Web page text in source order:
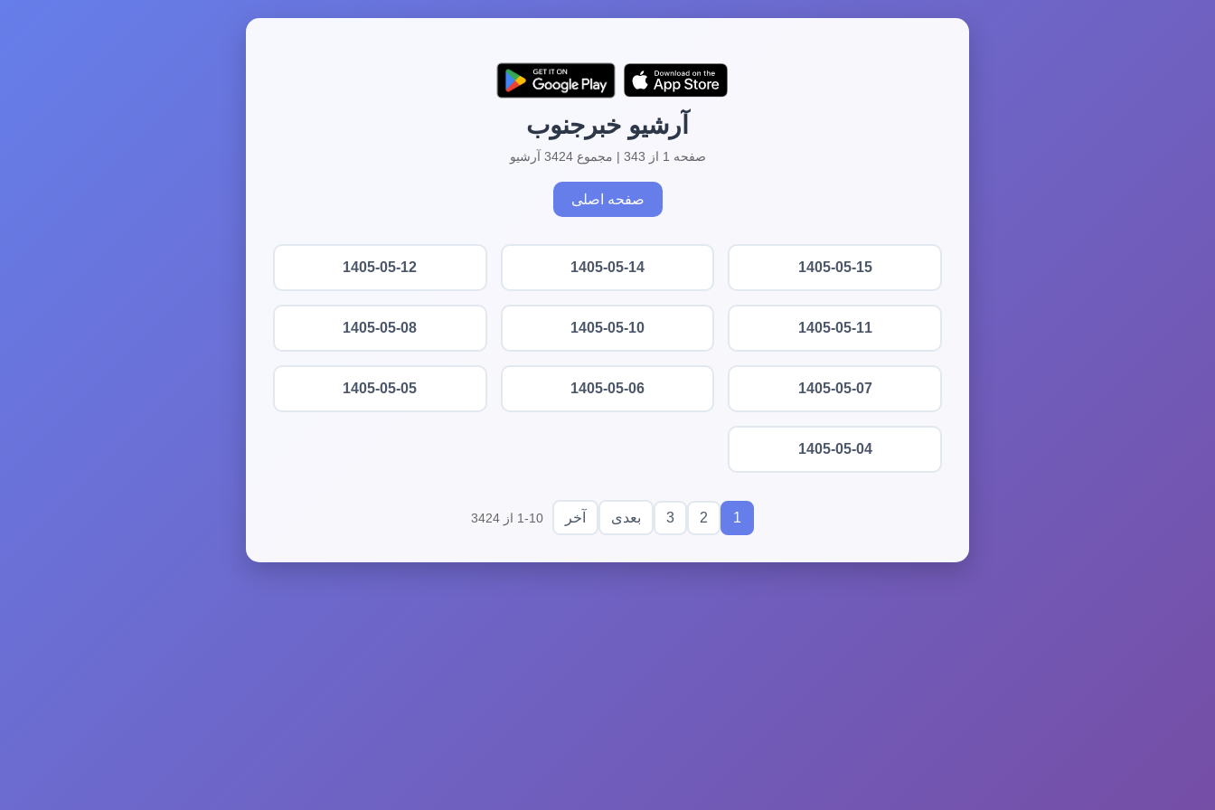
آرشیو خبرجنوب
صفحه 1 از 343 | مجموع 3424 آرشیو
صفحه اصلی
1405-05-15
1405-05-14
1405-05-12
1405-05-11
1405-05-10
1405-05-08
1405-05-07
1405-05-06
1405-05-05
1405-05-04
1
2
3 بعدی آخر 1-10 از 3424